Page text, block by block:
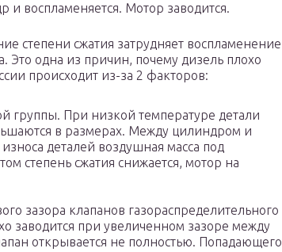
и воспламеняется. Мотор заводится.
степени сжатия затрудняет воспламенение
Это одна из причин, почему дизель плохо
происходит из-за 2 факторов:
группы. При низкой температуре детали
в размерах. Между цилиндром и
деталей воздушная масса под
степень сжатия снижается, мотор на
зазора клапанов газораспределительного
заводится при увеличенном зазоре между
открывается не полностью. Попадающего